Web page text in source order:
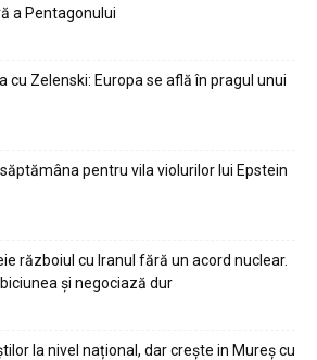
a Pentagonului
cu Zelenski: Europa se află în pragul unui
pentru vila violurilor lui Epstein
războiul cu Iranul fără un acord nuclear.
și negociază dur
la nivel național, dar crește in Mureș cu